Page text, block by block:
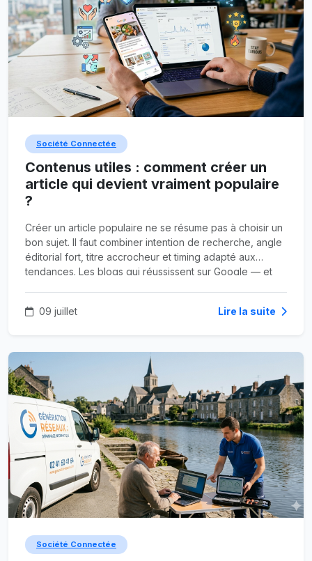
Société Connectée
Contenus utiles : comment créer un
article qui devient vraiment populaire
?
Créer un article populaire ne se résume pas à choisir un
bon sujet. Il faut combiner intention de recherche, angle
éditorial fort, titre accrocheur et timing adapté aux
tendances. Les blogs qui réussissent sur Google — et
09 juillet
Lire la suite
Société Connectée